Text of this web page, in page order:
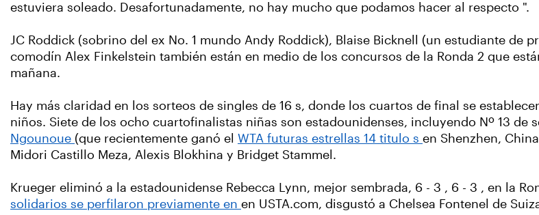
estuviera soleado. Desafortunadamente, no hay mucho que podamos hacer al respecto ".
JC Roddick (sobrino del ex No. 1 mundo Andy Roddick), Blaise Bicknell (un estudiante de
comodín Alex Finkelstein también están en medio de los concursos de la Ronda 2 que
mañana.
Hay más claridad en los sorteos de singles de 16 s, donde los cuartos de final se
niños. Siete de los ocho cuartofinalistas niñas son estadounidenses, incluyendo Nº 13 de
Ngounoue (que recientemente ganó el WTA futuras estrellas 14 titulo s en Shenzhen,
Midori Castillo Meza, Alexis Blokhina y Bridget Stammel.
Krueger eliminó a la estadounidense Rebecca Lynn, mejor sembrada, 6 - 3 , 6 - 3 , en la
solidarios se perfilaron previamente en en USTA.com, disgustó a Chelsea Fontenel de